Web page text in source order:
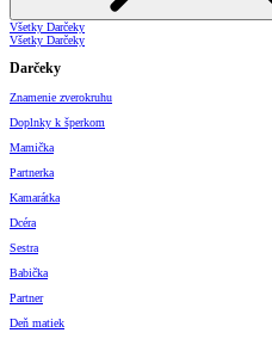
Všetky Darčeky
Všetky Darčeky
Darčeky
Znamenie zverokruhu
Doplnky k šperkom
Mamička
Partnerka
Kamarátka
Dcéra
Sestra
Babička
Partner
Deň matiek